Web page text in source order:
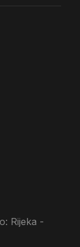
Rijeka -